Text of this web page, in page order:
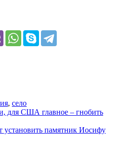
, село
для США главное – гнобить
установить памятник Иосифу